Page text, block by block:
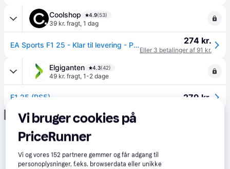
Coolshop 4.9(53)
39 kr. fragt, 1 dag
EA Sports F1 25 - Klar til levering - Prismatch 274 kr.
Eller 3 betalinger af 91 kr.
Elgiganten 4.3(42)
49 kr. fragt, 1-2 dage
F1 25 (PS5) 279 kr.
Annonce
Vi bruger cookies på
PriceRunner
Vi og vores152 partnere gemmer og får adgang til
personoplysninger, f.eks. browserdata eller unikke